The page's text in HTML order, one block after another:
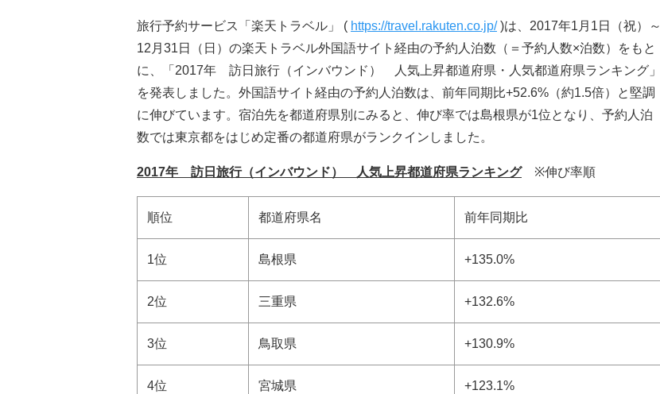
旅行予約サービス「楽天トラベル」 ( https://travel.rakuten.co.jp/ )は、2017年1月1日（祝）～
12月31日（日）の楽天トラベル外国語サイト経由の予約人泊数（＝予約人数×泊数）をもと
に、「2017年 訪日旅行（インバウンド） 人気上昇都道府県・人気都道府県ランキング」
を発表しました。外国語サイト経由の予約人泊数は、前年同期比+52.6%（約1.5倍）と堅調
に伸びています。宿泊先を都道府県別にみると、伸び率では島根県が1位となり、予約人泊
数では東京都をはじめ定番の都道府県がランクインしました。
2017年 訪日旅行（インバウンド） 人気上昇都道府県ランキング※伸び率順
順位 都道府県名 前年同期比
1位 島根県 +135.0%
2位 三重県 +132.6%
3位 鳥取県 +130.9%
4位 宮城県 +123.1%